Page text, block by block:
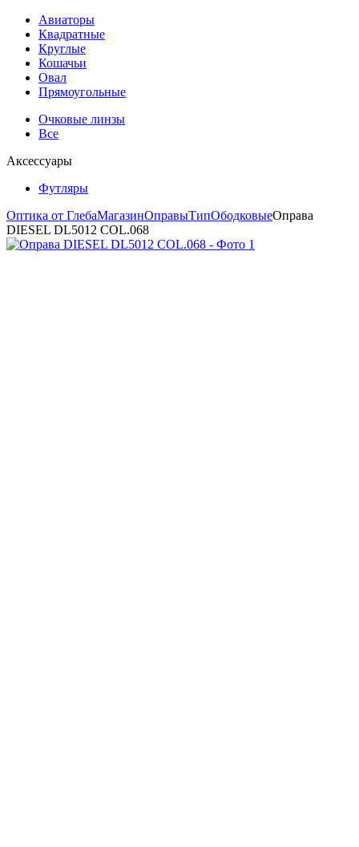
Авиаторы
Квадратные
Круглые
Кошачьи
Овал
Прямоугольные
Очковые линзы
Все
Аксессуары
Футляры
Оптика от ГлебаМагазинОправыТипОбодковыеОправа
DIESEL DL5012 COL.068